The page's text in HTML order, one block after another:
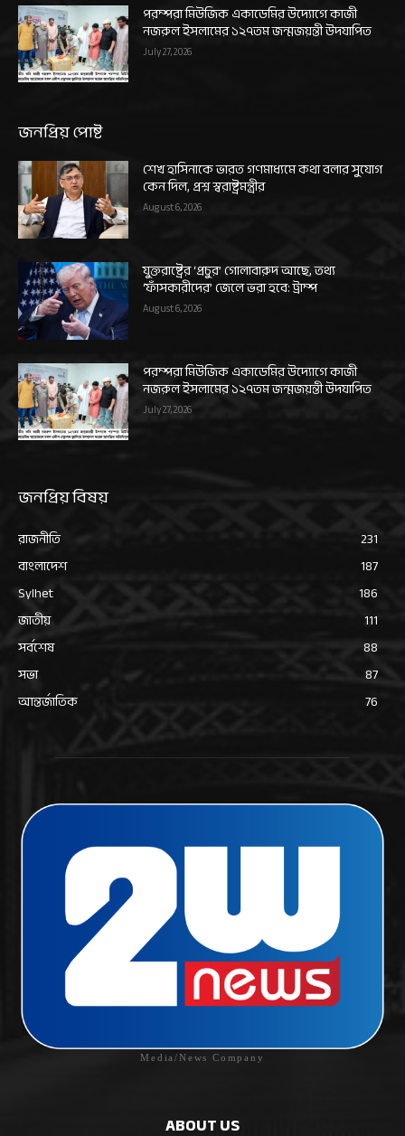
পরম্পরা মিউজিক একাডেমির উদ্যোগে কাজী
নজরুল ইসলামের ১২৭তম জন্মজয়ন্তী উদযাপিত
July 27, 2026
জনপ্রিয় পোষ্ট
শেখ হাসিনাকে ভারত গণমাধ্যমে কথা বলার সুযোগ
কেন দিল, প্রশ্ন স্বরাষ্ট্রমন্ত্রীর
August 6, 2026
যুক্তরাষ্ট্রের ‘প্রচুর’ গোলাবারুদ আছে, তথ্য
‘ফাঁসকারীদের’ জেলে ভরা হবে: ট্রাম্প
August 6, 2026
পরম্পরা মিউজিক একাডেমির উদ্যোগে কাজী
নজরুল ইসলামের ১২৭তম জন্মজয়ন্তী উদযাপিত
July 27, 2026
জনপ্রিয় বিষয়
রাজনীতি
231
বাংলাদেশ
187
Sylhet
186
জাতীয়
111
সর্বশেষ
88
সভা
87
আন্তর্জাতিক
76
Media/News Company
ABOUT US